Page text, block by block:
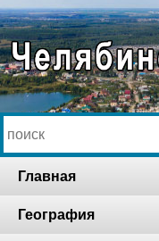
Главная
География